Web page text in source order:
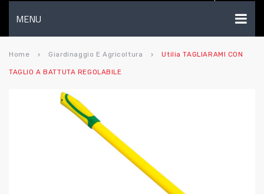
MENU
HOME
AZIENDA
Home keyboard_arrow_right Giardinaggio E Agricoltura keyboard_arrow_right Utilia TAGLIARAMI CON
TAGLIO A BATTUTA REGOLABILE